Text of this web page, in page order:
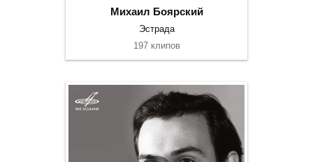
Михаил Боярский
Эстрада
197 клипов